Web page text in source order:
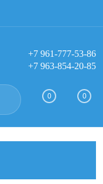
Вход Регистрация
+7 961-777-53-86
+7 963-854-20-85
0 0